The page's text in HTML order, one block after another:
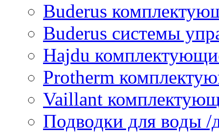
Buderus
Buderus системы
Hajdu
Protherm
Vaillant
Подводки для воды /